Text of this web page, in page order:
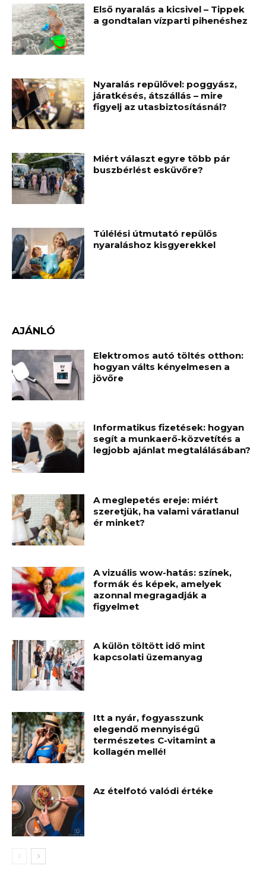
Első nyaralás a kicsivel – Tippek
a gondtalan vízparti pihenéshez
Nyaralás repülővel: poggyász,
járatkésés, átszállás – mire
figyelj az utasbiztosításnál?
Miért választ egyre több pár
buszbérlést esküvőre?
Túlélési útmutató repülős
nyaraláshoz kisgyerekkel
AJÁNLÓ
Elektromos autó töltés otthon:
hogyan válts kényelmesen a
jövőre
Informatikus fizetések: hogyan
segít a munkaerő-közvetítés a
legjobb ajánlat megtalálásában?
A meglepetés ereje: miért
szeretjük, ha valami váratlanul
ér minket?
A vizuális wow-hatás: színek,
formák és képek, amelyek
azonnal megragadják a
figyelmet
A külön töltött idő mint
kapcsolati üzemanyag
Itt a nyár, fogyasszunk
elegendő mennyiségű
természetes C-vitamint a
kollagén mellé!
Az ételfotó valódi értéke